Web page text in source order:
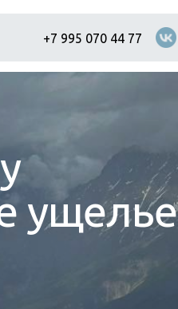
+7 995 070 44 77
ущелье